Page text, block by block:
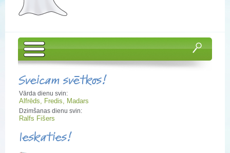
Sveicam svētkos!
Vārda dienu svin:
Alfrēds, Fredis, Madars
Dzimšanas dienu svin:
Ralfs Fišers
Ieskaties!